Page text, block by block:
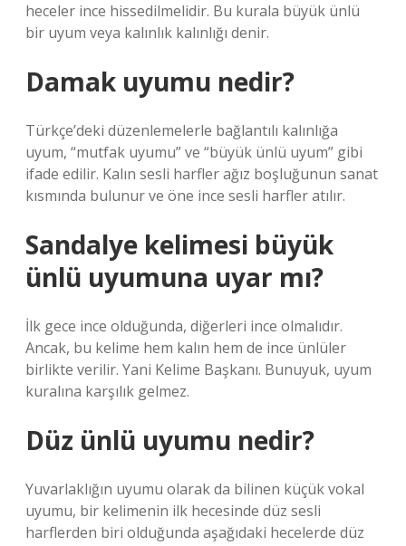
heceler ince hissedilmelidir. Bu kurala büyük ünlü
bir uyum veya kalınlık kalınlığı denir.
Damak uyumu nedir?
Türkçe’deki düzenlemelerle bağlantılı kalınlığa
uyum, “mutfak uyumu” ve “büyük ünlü uyum” gibi
ifade edilir. Kalın sesli harfler ağız boşluğunun sanat
kısmında bulunur ve öne ince sesli harfler atılır.
Sandalye kelimesi büyük
ünlü uyumuna uyar mı?
İlk gece ince olduğunda, diğerleri ince olmalıdır.
Ancak, bu kelime hem kalın hem de ince ünlüler
birlikte verilir. Yani Kelime Başkanı. Bunuyuk, uyum
kuralına karşılık gelmez.
Düz ünlü uyumu nedir?
Yuvarlaklığın uyumu olarak da bilinen küçük vokal
uyumu, bir kelimenin ilk hecesinde düz sesli
harflerden biri olduğunda aşağıdaki hecelerde düz